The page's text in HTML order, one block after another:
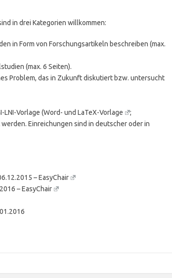
in drei Kategorien willkommen:
in Form von Forschungsartikeln beschreiben (max.
(max. 6 Seiten).
Problem, das in Zukunft diskutiert bzw. untersucht
LNI-Vor­lage (Word- und LaTeX-Vorlage
;
Einreichungen sind in deutscher oder in
–EasyChair
–EasyChair